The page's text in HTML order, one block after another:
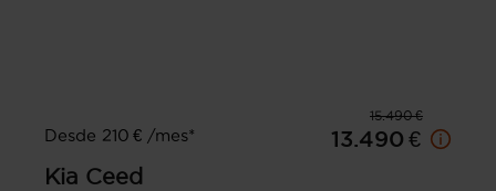
15.490 €
Desde 210 € /mes*
13.490 €
Kia Ceed